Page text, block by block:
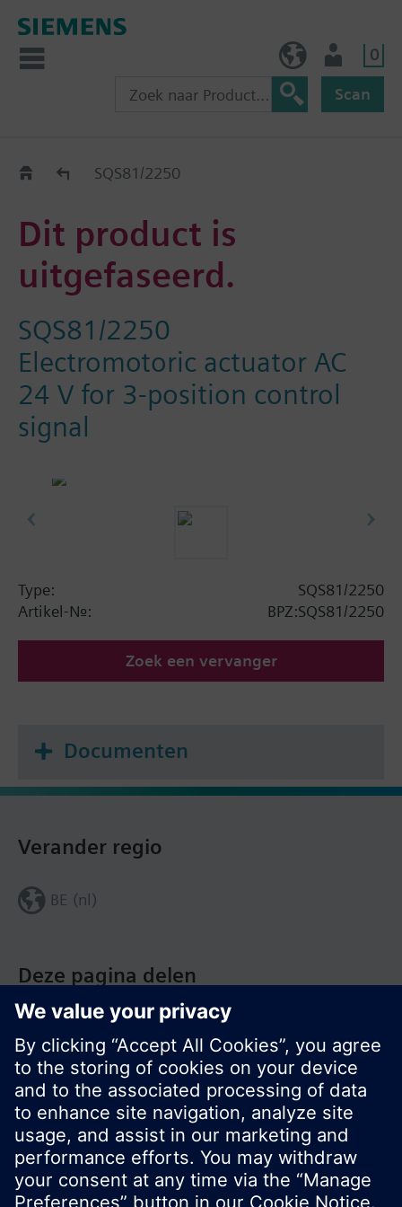
0
Scan
Old2NewSQS81/2250
Dit product is
uitgefaseerd.
SQS81/2250
Electromotoric actuator AC
24 V for 3-position control
signal
Type:
SQS81/2250
Artikel-Nr.:
BPZ:SQS81/2250
Zoek een vervanger
Documenten
Deze pagina delen
Verander regio
BE (nl)
© Siemens Nederland N.V. 2017